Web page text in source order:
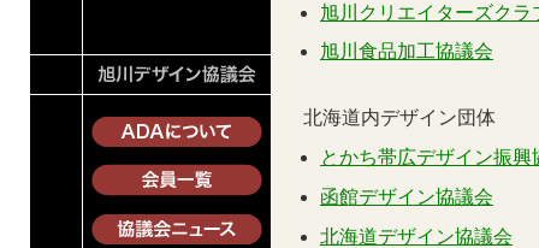
旭川クリエイターズクラ
旭川食品加工協議会
北海道内デザイン団体
とかち帯広デザイン振興
函館デザイン協議会
北海道デザイン協議会